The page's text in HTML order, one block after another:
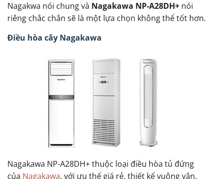
Nagakwa nói chung và Nagakawa NP-A28DH+ nói
riêng chắc chắn sẽ là một lựa chọn không thể tốt hơn.
Điều hòa cây Nagakawa
Nagakawa NP-A28DH+ thuộc loại điều hòa tủ đứng
của Nagakawa, với ưu thế giá rẻ, thiết kế vuông vắn,